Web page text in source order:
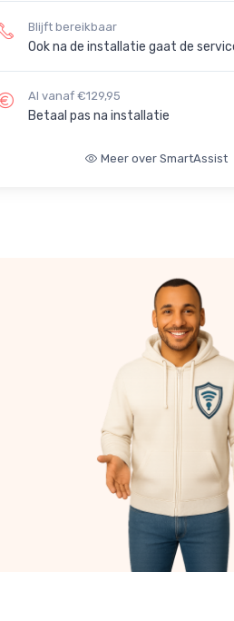
Blijft bereikbaar
Ook na de installatie gaat de
Al vanaf €129,95
Betaal pas na installatie
Meer over SmartAssist